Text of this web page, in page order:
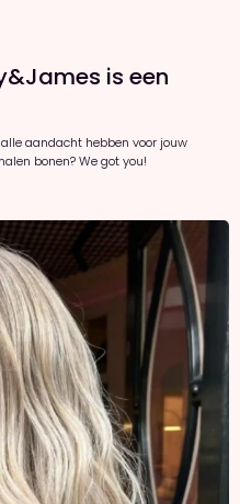
is een
aandacht hebben voor jouw
bonen? We got you!